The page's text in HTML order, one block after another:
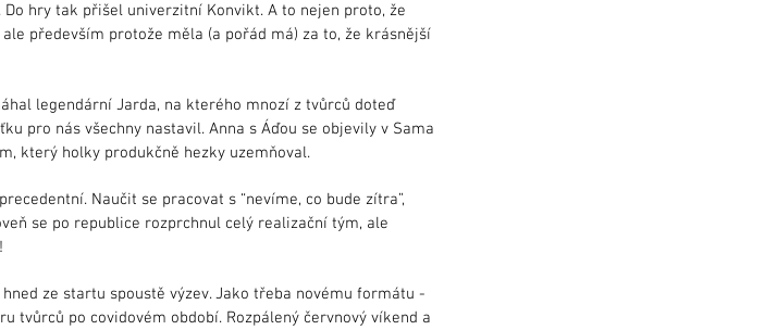
hry tak přišel univerzitní Konvikt. A to nejen proto, že
především protože měla (a pořád má) za to, že krásnější
legendární Jarda, na kterého mnozí z tvůrců doteď
pro nás všechny nastavil. Anna s Áďou se objevily v Sama
který holky produkčně hezky uzemňoval.
Naučit se pracovat s “nevíme, co bude zítra”,
se po republice rozprchnul celý realizační tým, ale
ze startu spoustě výzev. Jako třeba novému formátu -
tvůrců po covidovém období. Rozpálený červnový víkend a